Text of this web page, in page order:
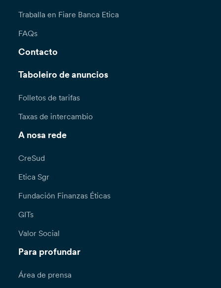
Traballa en Fiare Banca Etica
FAQs
Contacto
Taboleiro de anuncios
Folletos de tarifas
Taxas de intercambio
A nosa rede
CreSud
Etica Sgr
Fundación Finanzas Éticas
GITs
Valor Social
Para profundar
Área de prensa